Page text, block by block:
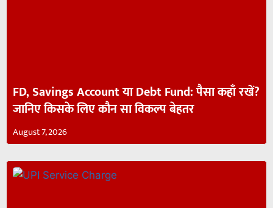
FD, Savings Account या Debt Fund: पैसा कहाँ रखें?
जानिए किसके लिए कौन सा विकल्प बेहतर
August 7, 2026